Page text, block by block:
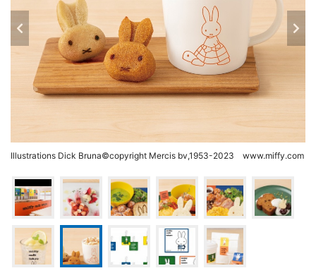
Illustrations Dick Bruna©copyright Mercis bv,1953-2023 www.miffy.com